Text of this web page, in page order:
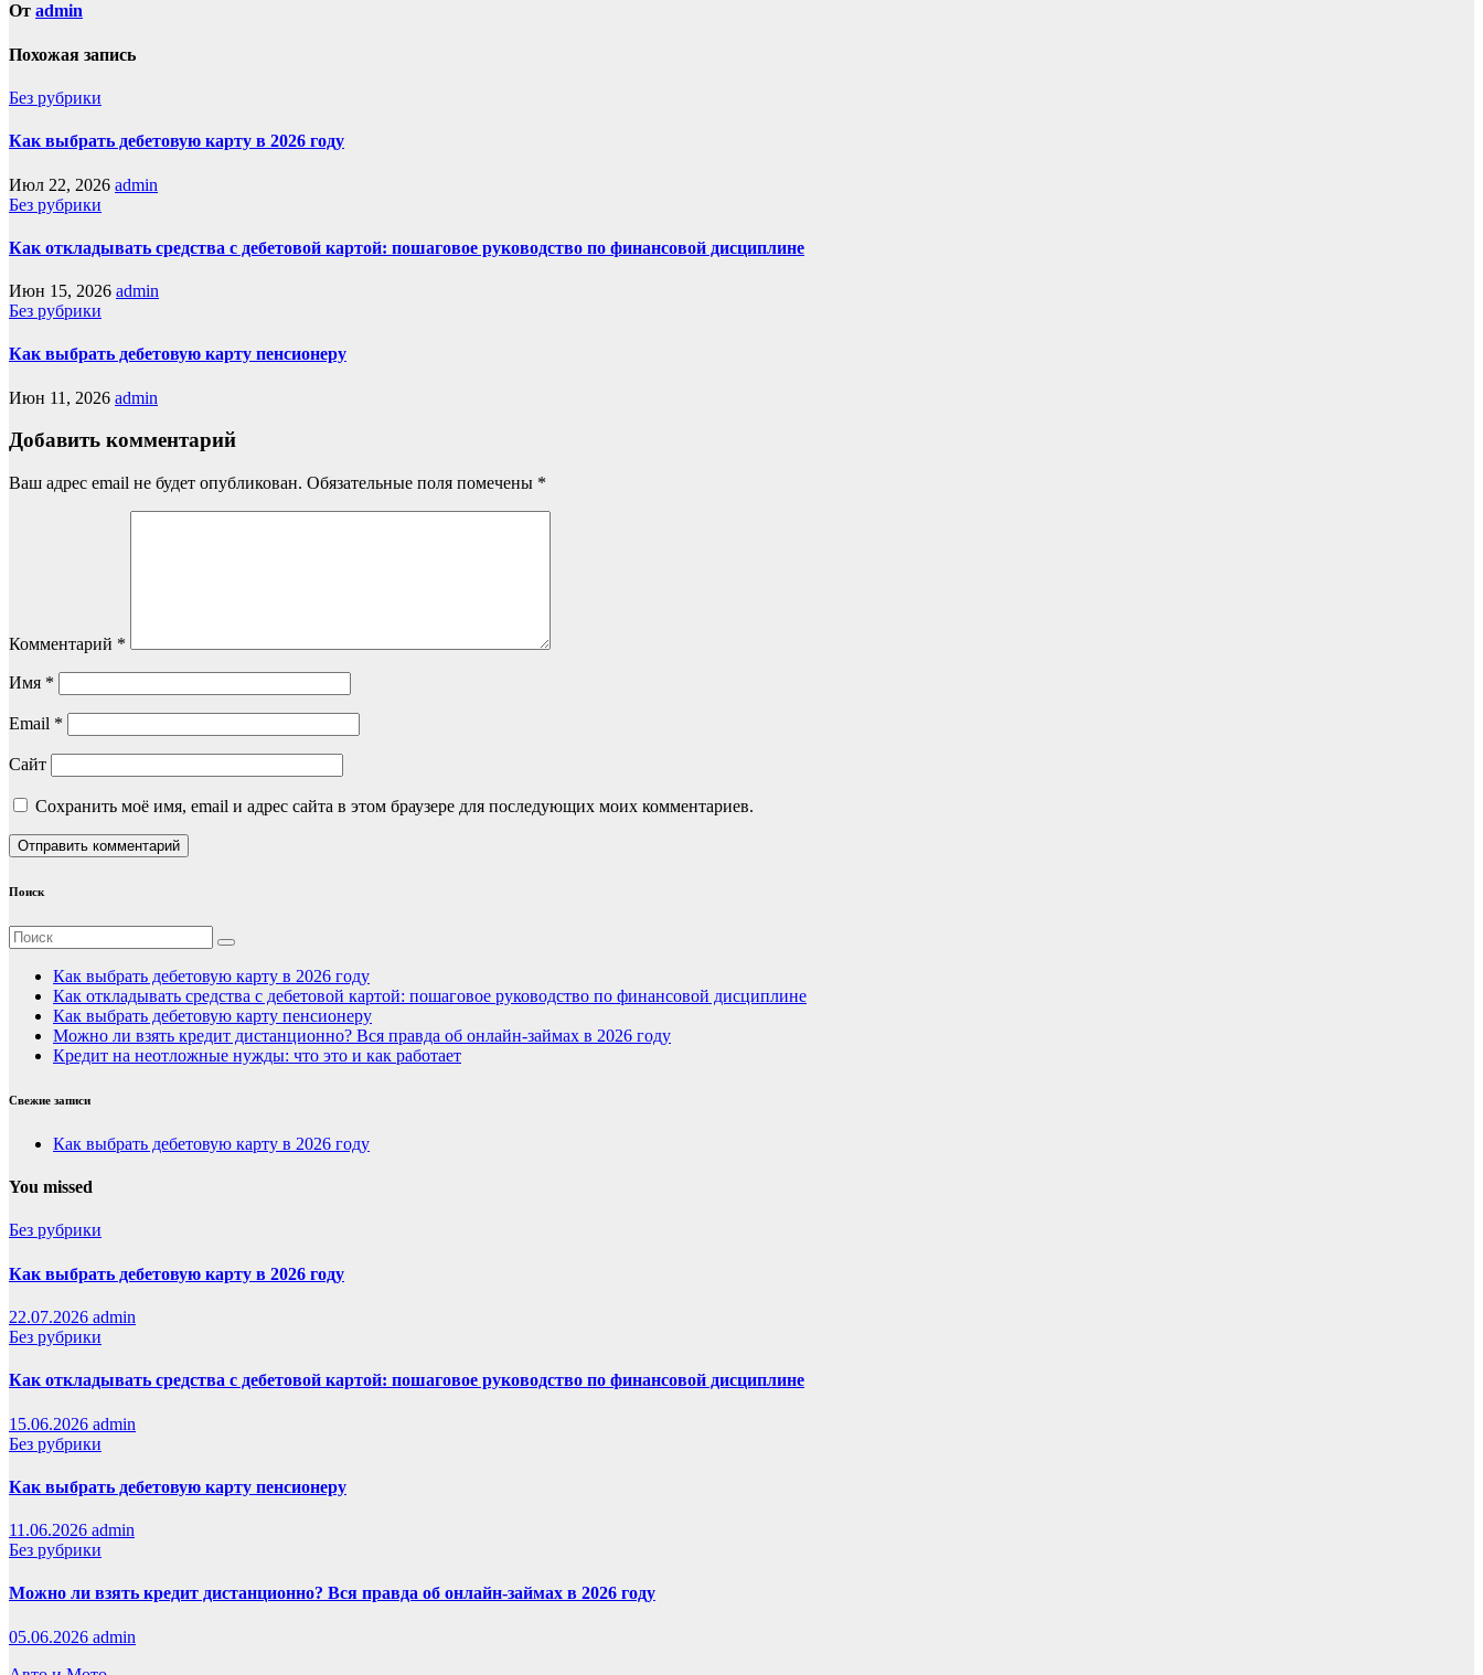
От admin
Похожая запись
Без рубрики
Как выбрать дебетовую карту в 2026 году
Июл 22, 2026 admin
Без рубрики
Как откладывать средства с дебетовой картой: пошаговое руководство по финансовой дисциплине
Июн 15, 2026 admin
Без рубрики
Как выбрать дебетовую карту пенсионеру
Июн 11, 2026 admin
Добавить комментарий
Ваш адрес email не будет опубликован. Обязательные поля помечены *
Комментарий *
Имя *
Email *
Сайт
Сохранить моё имя, email и адрес сайта в этом браузере для последующих моих комментариев.
Поиск
Как выбрать дебетовую карту в 2026 году
Как откладывать средства с дебетовой картой: пошаговое руководство по финансовой дисциплине
Как выбрать дебетовую карту пенсионеру
Можно ли взять кредит дистанционно? Вся правда об онлайн-займах в 2026 году
Кредит на неотложные нужды: что это и как работает
Свежие записи
Как выбрать дебетовую карту в 2026 году
You missed
Без рубрики
Как выбрать дебетовую карту в 2026 году
22.07.2026 admin
Без рубрики
Как откладывать средства с дебетовой картой: пошаговое руководство по финансовой дисциплине
15.06.2026 admin
Без рубрики
Как выбрать дебетовую карту пенсионеру
11.06.2026 admin
Без рубрики
Можно ли взять кредит дистанционно? Вся правда об онлайн-займах в 2026 году
05.06.2026 admin